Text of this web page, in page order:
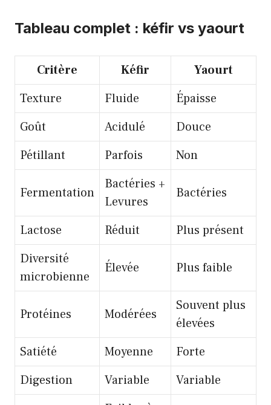
Tableau complet : kéfir vs yaourt
Critère Kéfir
Yaourt
Texture
Fluide
Épaisse
Goût
Acidulé
Douce
Pétillant
Parfois Non
Fermentation
Bactéries +
Levures
Bactéries
Lactose Réduit
Plus présent
Diversité
microbienne
Élevée Plus faible
Protéines Modérées
Souvent plus
élevées
Satiété
Moyenne
Forte
Digestion
Variable Variable